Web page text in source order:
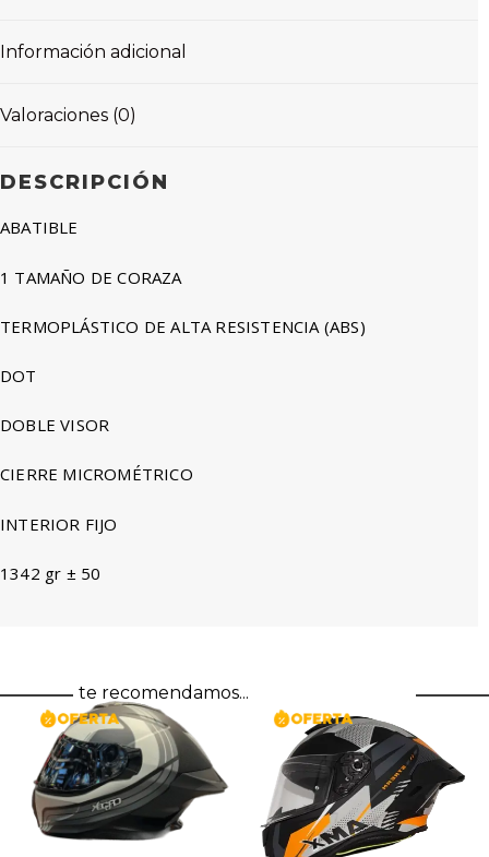
Información adicional
Valoraciones (0)
DESCRIPCIÓN
ABATIBLE
1 TAMAÑO DE CORAZA
TERMOPLÁSTICO DE ALTA RESISTENCIA (ABS)
DOT
DOBLE VISOR
CIERRE MICROMÉTRICO
INTERIOR FIJO
1342 gr ± 50
te recomendamos...